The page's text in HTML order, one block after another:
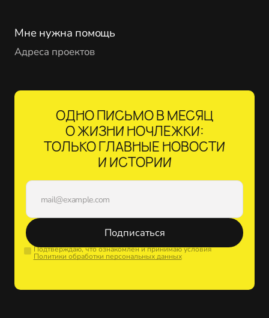
Мне нужна помощь
Адреса проектов
ОДНО ПИСЬМО В МЕСЯЦ
О ЖИЗНИ НОЧЛЕЖКИ:
ТОЛЬКО ГЛАВНЫЕ НОВОСТИ
И ИСТОРИИ
Подписаться
Подтверждаю, что ознакомлен и принимаю условия
Политики обработки персональных данных